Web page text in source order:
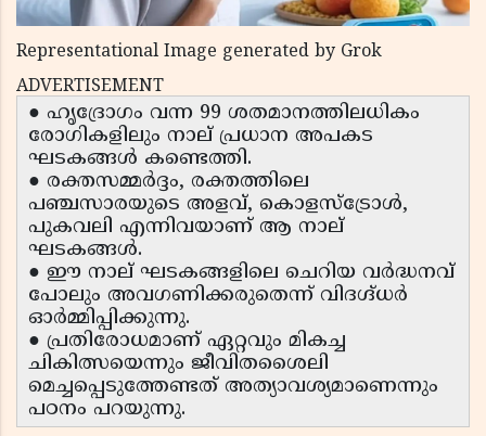
Representational Image generated by Grok
ADVERTISEMENT
● ഹൃദ്രോഗം വന്ന 99 ശതമാനത്തിലധികം
രോഗികളിലും നാല് പ്രധാന അപകട
ഘടകങ്ങൾ കണ്ടെത്തി.
● രക്തസമ്മർദ്ദം, രക്തത്തിലെ
പഞ്ചസാരയുടെ അളവ്, കൊളസ്ട്രോൾ,
പുകവലി എന്നിവയാണ് ആ നാല്
ഘടകങ്ങൾ.
● ഈ നാല് ഘടകങ്ങളിലെ ചെറിയ വർദ്ധനവ്
പോലും അവഗണിക്കരുതെന്ന് വിദഗ്ദ്ധർ
ഓർമ്മിപ്പിക്കുന്നു.
● പ്രതിരോധമാണ് ഏറ്റവും മികച്ച
ചികിത്സയെന്നും ജീവിതശൈലി
മെച്ചപ്പെടുത്തേണ്ടത് അത്യാവശ്യമാണെന്നും
പഠനം പറയുന്നു.